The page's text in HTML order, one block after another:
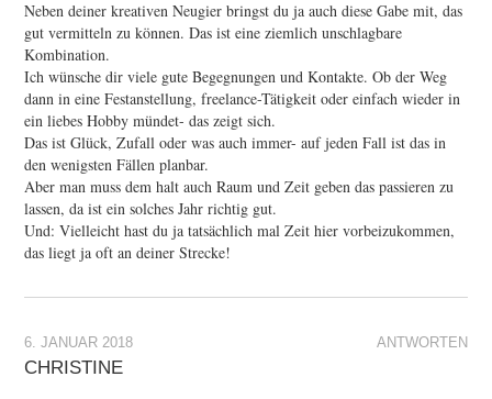
Neben deiner kreativen Neugier bringst du ja auch diese Gabe mit, das
gut vermitteln zu können. Das ist eine ziemlich unschlagbare
Kombination.
Ich wünsche dir viele gute Begegnungen und Kontakte. Ob der Weg
dann in eine Festanstellung, freelance-Tätigkeit oder einfach wieder in
ein liebes Hobby mündet- das zeigt sich.
Das ist Glück, Zufall oder was auch immer- auf jeden Fall ist das in
den wenigsten Fällen planbar.
Aber man muss dem halt auch Raum und Zeit geben das passieren zu
lassen, da ist ein solches Jahr richtig gut.
Und: Vielleicht hast du ja tatsächlich mal Zeit hier vorbeizukommen,
das liegt ja oft an deiner Strecke!
ANTWORTEN
6. JANUAR 2018
CHRISTINE